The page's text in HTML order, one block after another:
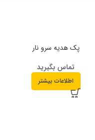
پک هدیه سرو نار
تماس بگیرید
اطلاعات بیشتر